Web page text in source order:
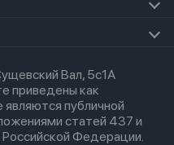
Вал, 5с1А
приведены как
публичной
статей 437 и
Федерации.